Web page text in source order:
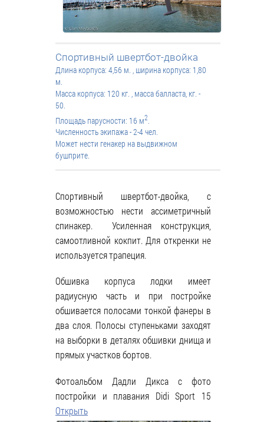
Спортивный швертбот-двойка
Длина корпуса: 4,56 м. , ширина корпуса: 1,80
м.
Масса корпуса: 120 кг. , масса балласта, кг. -
50.
Площадь парусности: 16 м2.
Численность экипажа - 2-4 чел.
Может нести генакер на выдвижном
бушприте.
Спортивный швертбот-двойка, с
возможностью нести ассиметричный
спинакер. Усиленная конструкция,
самоотливной кокпит. Для откренки не
используется трапеция.
Обшивка корпуса лодки имеет
радиусную часть и при постройке
обшивается полосами тонкой фанеры в
два слоя. Полосы ступеньками заходят
на выборки в деталях обшивки днища и
прямых участков бортов.
Фотоальбом Дадли Дикса с фото
постройки и плавания Didi Sport 15
Открыть